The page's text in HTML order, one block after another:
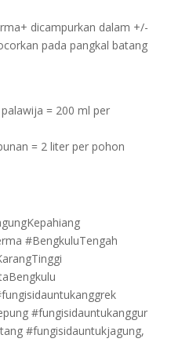
dicampurkan dalam +/-
pada pangkal batang
= 200 ml per
= 2 liter per pohon
#BengkuluTengah
#fungisidauntukanggur
#fungisidauntukjagung,